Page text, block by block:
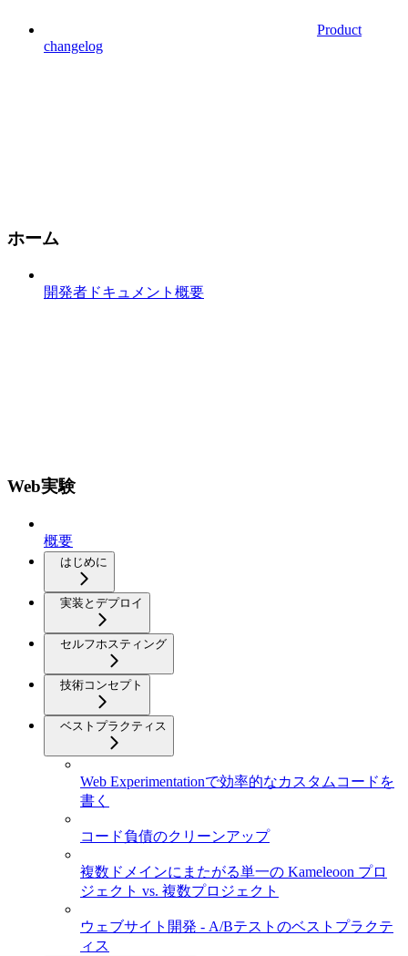
Product
changelog
ホーム
開発者ドキュメント概要
Web実験
概要
はじめに
実装とデプロイ
セルフホスティング
技術コンセプト
ベストプラクティス
Web Experimentationで効率的なカスタムコードを
書く
コード負債のクリーンアップ
複数ドメインにまたがる単一の Kameleoon プロ
ジェクト vs. 複数プロジェクト
ウェブサイト開発 - A/Bテストのベストプラクテ
ィス